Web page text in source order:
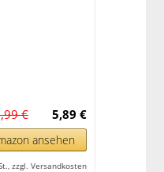
5,89 €
€
ansehen
zzgl. Versandkosten